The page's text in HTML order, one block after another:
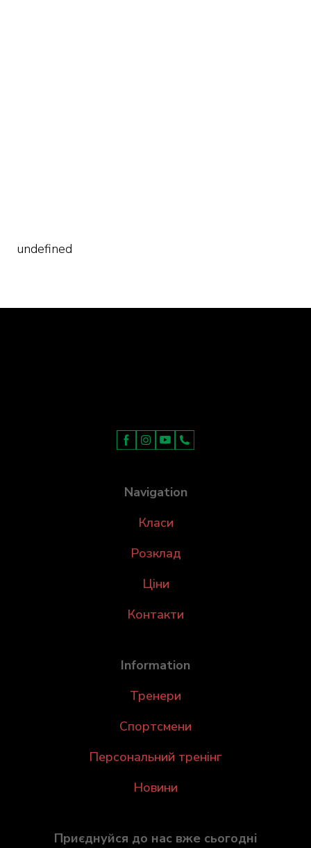
undefined
Navigation
Класи
Розклад
Ціни
Контакти
Information
Тренери
Спортсмени
Персональний тренінг
Новини
Приєднуйся до нас вже сьогодні